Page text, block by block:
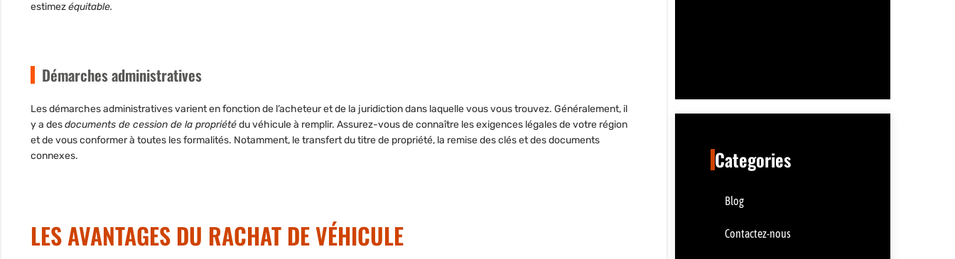
estimezéquitable.
Démarches administratives
Les démarches administratives varient en fonction de l’acheteur et de la juridiction dans laquelle vous vous trouvez. Généralement, il
y a desdocuments de cession de la propriétédu véhicule à remplir. Assurez-vous de connaître les exigences légales de votre région
et de vous conformer à toutes les formalités. Notamment, le transfert du titre de propriété, la remise des clés et des documents
connexes.
LES AVANTAGES DU RACHAT DE VÉHICULE
Categories
Blog
Contactez-nous